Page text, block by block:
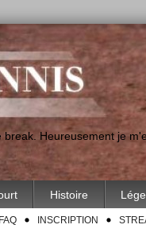
Heureusement je
Histoire
FAQ INSCRIPTION